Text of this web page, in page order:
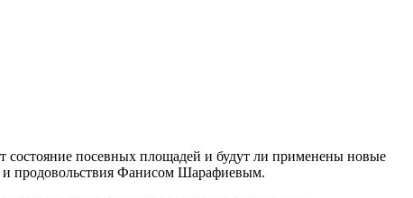
состояние посевных площадей и будут ли применены новые
и продовольствия Фанисом Шарафиевым.